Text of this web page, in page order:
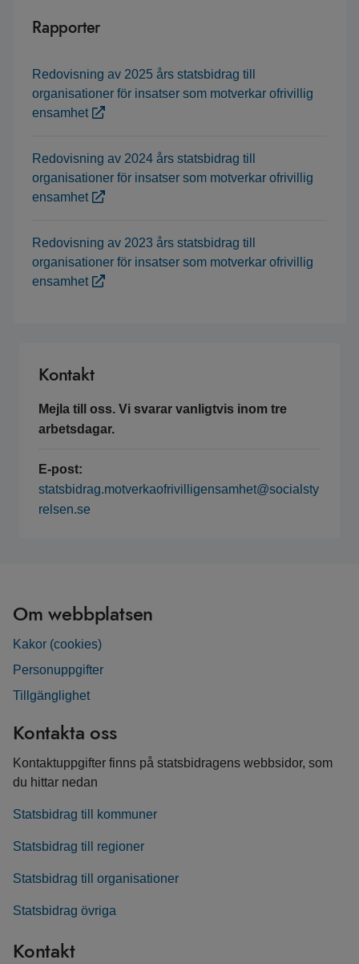
Rapporter
Redovisning av 2025 års statsbidrag till
organisationer för insatser som motverkar ofrivillig
ensamhet
Redovisning av 2024 års statsbidrag till
organisationer för insatser som motverkar ofrivillig
ensamhet
Redovisning av 2023 års statsbidrag till
organisationer för insatser som motverkar ofrivillig
ensamhet
Kontakt
Mejla till oss. Vi svarar vanligtvis inom tre
arbetsdagar.
E-post:
statsbidrag.motverkaofrivilligensamhet@socialsty
relsen.se
Om webbplatsen
Kakor (cookies)
Personuppgifter
Tillgänglighet
Kontakta oss
Kontaktuppgifter finns på statsbidragens webbsidor, som
du hittar nedan
Statsbidrag till kommuner
Statsbidrag till regioner
Statsbidrag till organisationer
Statsbidrag övriga
Kontakt